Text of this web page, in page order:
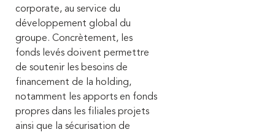
corporate, au service du
développement global du
groupe. Concrètement, les
fonds levés doivent permettre
de soutenir les besoins de
financement de la holding,
notamment les apports en fonds
propres dans les filiales projets
ainsi que la sécurisation de